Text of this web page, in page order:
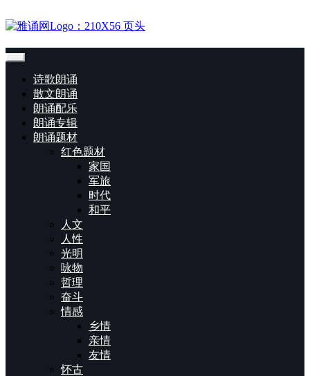
诗歌朗诵
散文朗诵
朗诵配乐
朗诵专辑
朗诵题材
红色题材
家国
军旅
时代
和平
人文
人性
光明
咏物
哲理
奋斗
情感
乡情
亲情
友情
怀古